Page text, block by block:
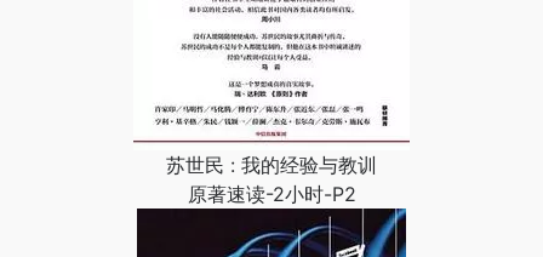
苏世民 : 我的经验与教训
原著速读-2小时-P2